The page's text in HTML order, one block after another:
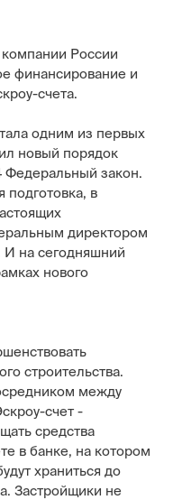
компании России
финансирование и
счета.
одним из первых
новый порядок
Федеральный закон.
в
директором
на сегодняшний
нового
строительства.
между
счет -
средства
в банке, на котором
храниться до
Застройщики не